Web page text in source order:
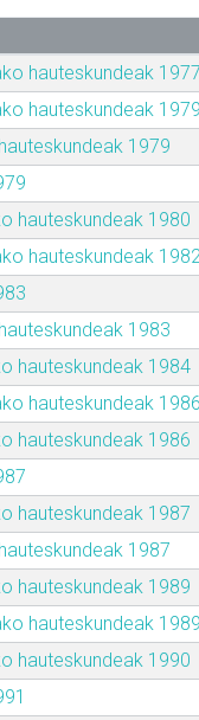
hauteskundeak 1977
hauteskundeak 1979
1979
hauteskundeak 1980
hauteskundeak 1982
1983
hauteskundeak 1984
hauteskundeak 1986
hauteskundeak 1986
hauteskundeak 1987
1987
hauteskundeak 1989
hauteskundeak 1989
hauteskundeak 1990